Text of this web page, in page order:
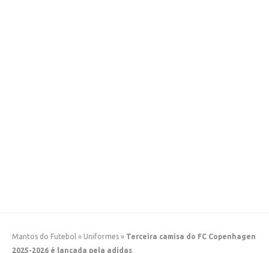
Mantos do Futebol » Uniformes » Terceira camisa do FC Copenhagen
2025-2026 é lançada pela adidas